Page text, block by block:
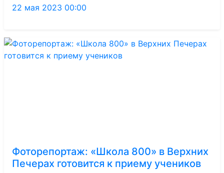
22 мая 2023 00:00
Фоторепортаж: «Школа 800» в Верхних
Печерах готовится к приему учеников